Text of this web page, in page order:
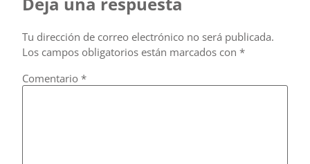
Tu dirección de correo electrónico no será publicada.
Los campos obligatorios están marcados con *
Comentario *